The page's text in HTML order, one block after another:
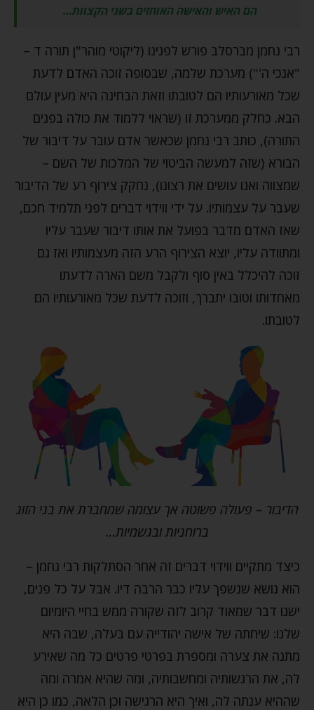
הם האיש והאישה האוחזים בשני הקצוות…
רבי נחמן מברסלב פורש לפנינו (ליקוטי מוהר"ן תורה ד –
"אנכי ה'") מערכת שלמה, שבסופה זוכה האדם לדעת
שכל מאורעותיו הם לטובתו וזאת הבחינה היא מעין עולם
הבא. כחלק ממערכת זו (שראוי ללמוד את כולה בפנים
התורה), כותב רבי נחמן שכאשר אדם עובר על דיבור של
הבורא (שזה למעשה הביטוי של המלכות של השם –
שמצווה ואנו עושים את רצונו), נחקק צירוף רע של הדיבור
שעבר על עצמותיו. על ידי ווידוי דברים לפני תלמיד חכם,
שאז האדם מדבר בפועל את אותו דיבור שעבר עליו
ומתוודה עליו, יוצא הצירוף הרע הזה מעצמותיו ואז גם
זוכה להיכלל באין סוף ולקבל משם הארה לדעתו
מאחדותו וטובו יתברך, וזוכה לדעת שכל מאורעותיו הם
לטובתו.
הדיבור – פעולה פשוטה אך עצומה שמחברת את בני הזוג
ברוחניות ובגשמיות…
כיצד מתקיים ווידוי דברים זה אחר הסתלקות רבי נחמן –
הוא נושא שנשפך עליו כבר הרבה דיו. אבל על כל פנים,
ישנו דבר שמאוד קרוב לזה שקורה ממש בחיי היומיום
שלנו: שיחתה של אישה יהודייה עם בעלה, שבה היא
מתנה את צערה ומספרת בפרטי פרטים כל מה שאירע
לה, את הרגשותיה ומחשבותיה, ומה שהיא אמרה ומה
שההיא ענתה לה, ואיך היא הרגישה וכן הלאה, כמו כן היא